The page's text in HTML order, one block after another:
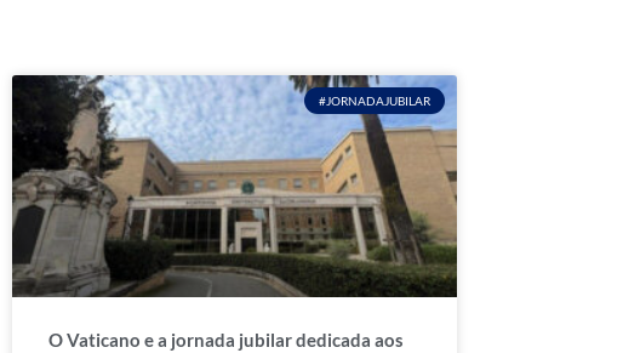
#JORNADAJUBILAR
O Vaticano e a jornada jubilar dedicada aos